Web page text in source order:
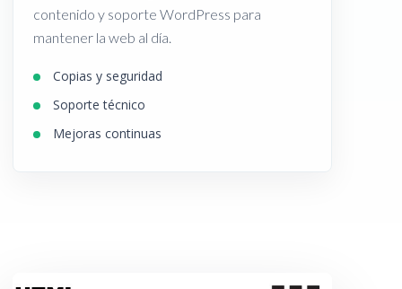
contenido y soporte WordPress para
mantener la web al día.
Copias y seguridad
Soporte técnico
Mejoras continuas